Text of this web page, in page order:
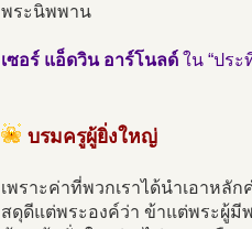
พระนิพพาน
เซอร์ แอ็ดวิน อาร์โนลด์ ใน “ประ
บรมครูผู้ยิ่งใหญ่
เพราะค่าที่พวกเราได้นำเอาหลั
สดุดีแต่พระองค์ว่า ข้าแต่พระผู้มี